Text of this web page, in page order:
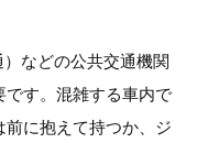
などの公共交通機関
です。混雑する車内で
に抱えて持つか、ジ